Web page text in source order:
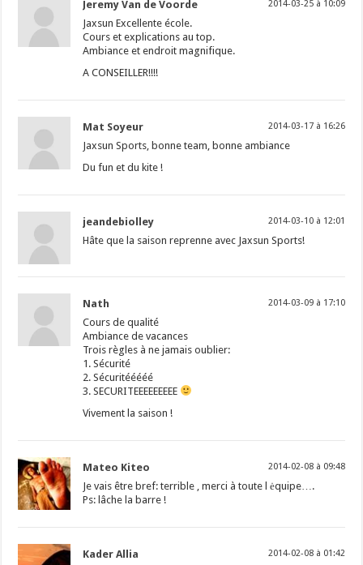
Jeremy Van de Voorde 2014-03-25 à 10:09
Jaxsun Excellente école.
Cours et explications au top.
Ambiance et endroit magnifique.
A CONSEILLER!!!!
Mat Soyeur 2014-03-17 à 16:26
Jaxsun Sports, bonne team, bonne ambiance
Du fun et du kite !
jeandebiolley 2014-03-10 à 12:01
Hâte que la saison reprenne avec Jaxsun Sports!
Nath 2014-03-09 à 17:10
Cours de qualité
Ambiance de vacances
Trois règles à ne jamais oublier:
1. Sécurité
2. Sécuritééééé
3. SECURITEEEEEEEEE
Vivement la saison !
Mateo Kiteo 2014-02-08 à 09:48
Je vais être bref: terrible , merci à toute l ėquipe….
Ps: lâche la barre !
Kader Allia 2014-02-08 à 01:42